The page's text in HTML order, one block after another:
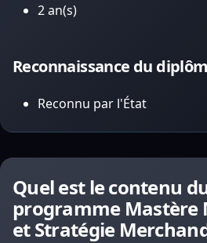
2 an(s)
Reconnaissance du
Reconnu par l'État
Quel est le contenu
programme Mastère
et Stratégie